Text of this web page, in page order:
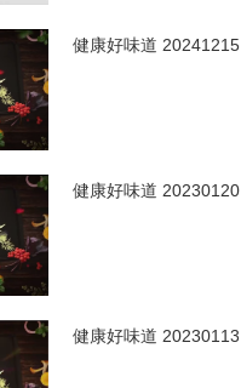
健康好味道 20241215
健康好味道 20230120
健康好味道 20230113